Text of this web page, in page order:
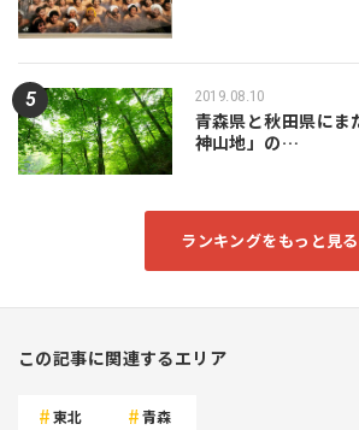
2019.08.10
青森県と秋田県にま
神山地」の…
ランキングをもっと見る
この記事に関連するエリア
東北 青森